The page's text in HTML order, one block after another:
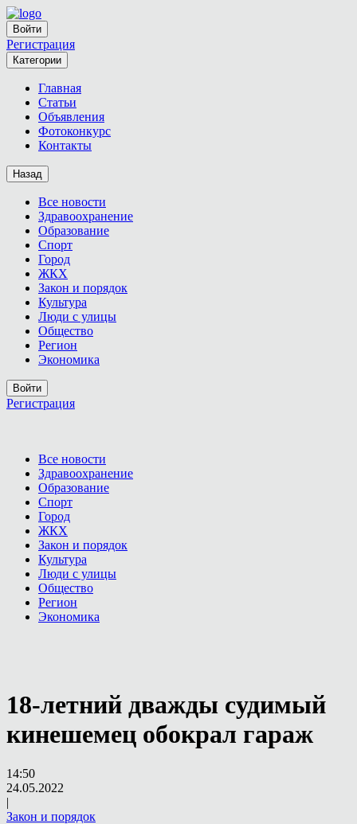
Войти
Регистрация
Категории
Главная
Статьи
Объявления
Фотоконкурс
Контакты
Назад
Все новости
Здравоохранение
Образование
Спорт
Город
ЖКХ
Закон и порядок
Культура
Люди с улицы
Общество
Регион
Экономика
Войти
Регистрация
Все новости
Здравоохранение
Образование
Спорт
Город
ЖКХ
Закон и порядок
Культура
Люди с улицы
Общество
Регион
Экономика
18-летний дважды судимый
кинешемец обокрал гараж
14:50
24.05.2022
|
Закон и порядок